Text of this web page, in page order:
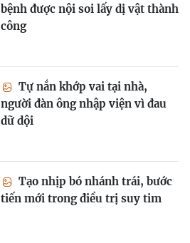
bệnh được nội soi lấy dị vật thành
công
Tự nắn khớp vai tại nhà,
người đàn ông nhập viện vì đau
dữ dội
Tạo nhịp bó nhánh trái, bước
tiến mới trong điều trị suy tim